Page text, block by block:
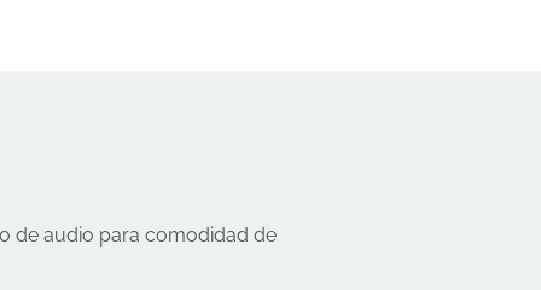
de audio para comodidad de